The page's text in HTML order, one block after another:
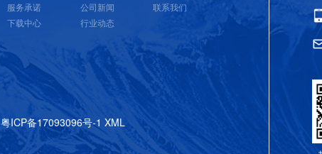
为40KVA、50KVA、60KVA、
200KVA模块化UPS主机共计11
节，现该院已完成主机和电池的
力供应不容丝毫闪失。此次项目
命铅酸蓄电池，具备智能充放电
对突发断电情况，提供持久后备
服务承诺
下载中心
公司新闻
行业动态
联系我们
粤ICP备17093096号-1 XML